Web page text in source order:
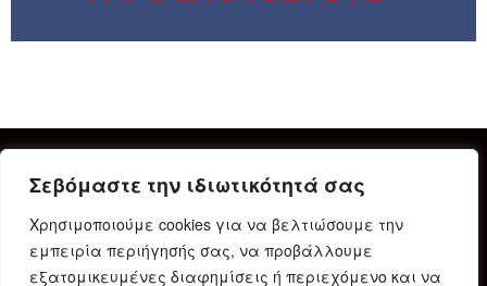
Σεβόμαστε την ιδιωτικότητά σας
Χρησιμοποιούμε cookies για να βελτιώσουμε την
εμπειρία περιήγησής σας, να προβάλλουμε
εξατομικευμένες διαφημίσεις ή περιεχόμενο και να